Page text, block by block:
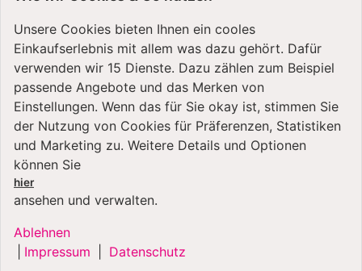
Büro- und Öffnungszeiten
Informationen SCHWEIZ
Defektes Produkt / Reklamation?
Ratenzahlung - So funktioniert's
Bedienungsanleitungen
Zahlungsmöglichkeiten
Versandkosten / Shipment
Kontaktmöglichkeiten
Unsere Cookies bieten Ihnen ein cooles
Einkaufserlebnis mit allem was dazu gehört. Dafür
verwenden wir 15 Dienste. Dazu zählen zum Beispiel
passende Angebote und das Merken von
Einstellungen. Wenn das für Sie okay ist, stimmen Sie
der Nutzung von Cookies für Präferenzen, Statistiken
und Marketing zu. Weitere Details und Optionen
können Sie
hier
ansehen und verwalten.
Ablehnen
Impressum Datenschutz